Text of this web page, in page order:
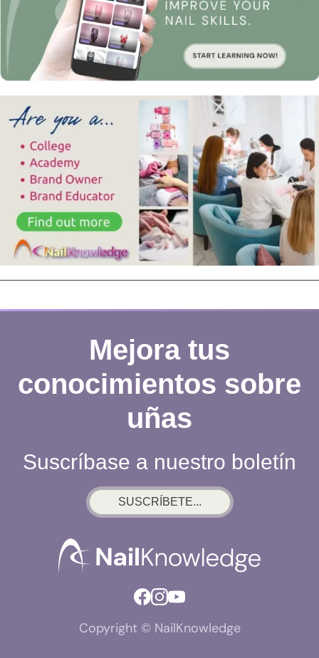
Mejora tus
conocimientos sobre
uñas
Suscríbase a nuestro boletín
SUSCRÍBETE...
Copyright © NailKnowledge